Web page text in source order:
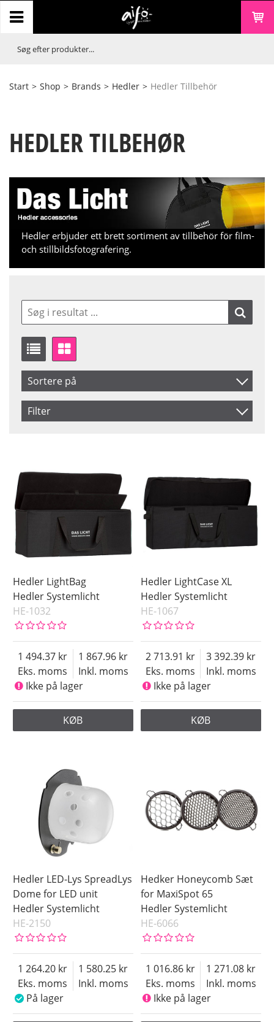
Start > Shop > Brands > Hedler > Hedler Tillbehör
HEDLER TILBEHØR
Hedler erbjuder ett brett sortiment av tillbehör för film-
och stillbildsfotografering.
Sortere på
Produkt Kode
Filter
Ikke på lager
Hedler LightBag
Hedler Systemlicht
HE-1032
Eks. moms
1 494.37
Inkl. moms
1 867.96
Ikke på lager
KØB
Hedler LightCase XL
Hedler Systemlicht
HE-1067
Eks. moms
2 713.91
Inkl. moms
3 392.39
Ikke på lager
KØB
Hedler LED-Lys SpreadLys
Dome for LED unit
Hedler Systemlicht
HE-2150
Eks. moms
1 264.20
Inkl. moms
1 580.25
På lager
Hedker Honeycomb Sæt
for MaxiSpot 65
Hedler Systemlicht
HE-6066
Eks. moms
1 016.86
Inkl. moms
1 271.08
Ikke på lager